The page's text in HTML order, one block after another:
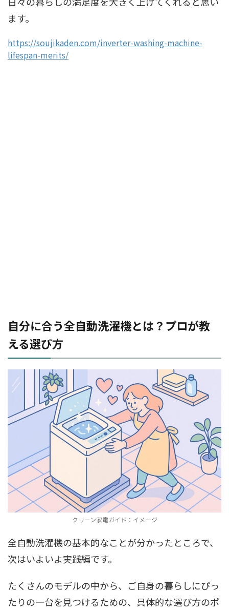
ます。
https://soujikaden.com/inverter-washing-machine-
lifespan-merits/
自分に合う全自動洗濯機とは？プロが教
える選び方
クリーン家電ガイド：イメージ
全自動洗濯機の基本的なことが分かったところで、
次はいよいよ実践編です。
たくさんのモデルの中から、ご自身の暮らしにぴっ
たりの一台を見つけるための、具体的な選び方のポ